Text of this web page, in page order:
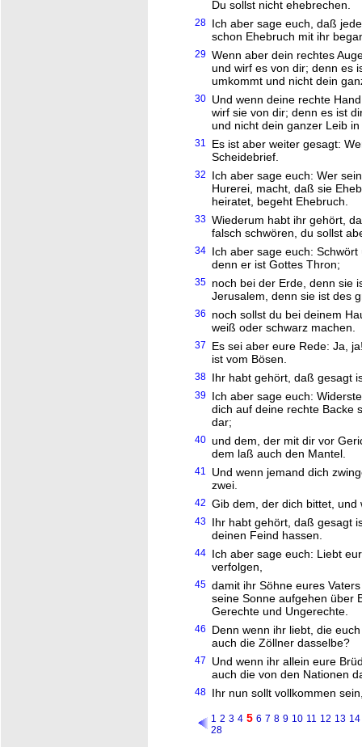
Du sollst nicht ehebrechen.
28 Ich aber sage euch, daß
schon Ehebruch mit ihr
29 Wenn aber dein rechtes
und wirf es von dir; denn es
umkommt und nicht dein
30 Und wenn deine rechte
wirf sie von dir; denn es ist
und nicht dein ganzer Leib
31
Es ist aber weiter gesagt:
Scheidebrief.
32
Ich aber sage euch: Wer
Hurerei, macht, daß sie
heiratet, begeht Ehebruch.
33 Wiederum habt ihr gehört,
falsch schwören, du sollst
34 Ich aber sage euch:
denn er ist Gottes Thron;
35 noch bei der Erde, denn sie
Jerusalem, denn sie ist des
36
noch sollst du bei deinem
weiß oder schwarz machen.
37
Es sei aber eure Rede: Ja,
ist vom Bösen.
38 Ihr habt gehört, daß gesagt
39 Ich aber sage euch:
dich auf deine rechte Backe
dar;
40 und dem, der mit dir vor
dem laß auch den Mantel.
41
Und wenn jemand dich
zwei.
42 Gib dem, der dich bittet,
43 Ihr habt gehört, daß gesagt
deinen Feind hassen.
44 Ich aber sage euch: Liebt
verfolgen,
45 damit ihr Söhne eures
seine Sonne aufgehen über
Gerechte und Ungerechte.
46
Denn wenn ihr liebt, die
auch die Zöllner dasselbe?
47
Und wenn ihr allein eure
auch die von den Nationen
48 Ihr nun sollt vollkommen
1 2 3 4 5 6 7 8 9 10 11 12 13 14
28